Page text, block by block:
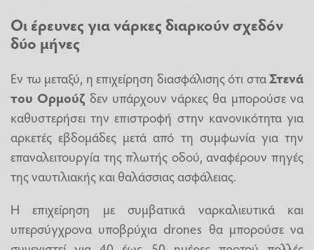
Οι έρευνες για νάρκες διαρκούν σχεδόν
δύο μήνες
Εν τω μεταξύ, η επιχείρηση διασφάλισης ότι σταΣτενά
του Ορμούζ δεν υπάρχουν νάρκες θα μπορούσε να
καθυστερήσει την επιστροφή στην κανονικότητα για
αρκετές εβδομάδες μετά από τη συμφωνία για την
επαναλειτουργία της πλωτής οδού, αναφέρουν πηγές
της ναυτιλιακής και θαλάσσιας ασφάλειας.
Η επιχείρηση με συμβατικά ναρκαλιευτικά και
υπερσύγχρονα υποβρύχια drones θα μπορούσε να